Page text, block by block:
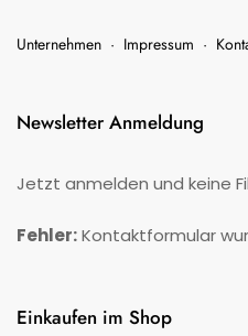
Unternehmen · Impressum ·
Newsletter Anmeldung
Jetzt anmelden und keine
Fehler:Kontaktformular
Einkaufen im Shop